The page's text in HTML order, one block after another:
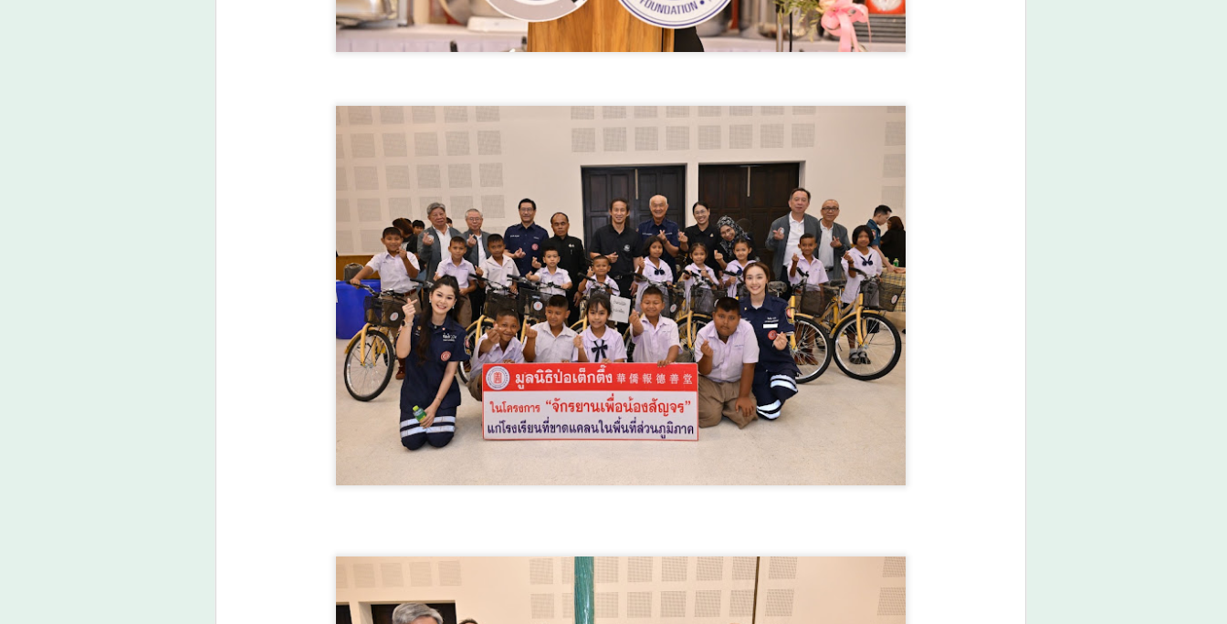
กระทรวงวัฒนธรรม ในฐานะสำนักงานเลขานุการคณะกรรมการส่งเสริม
คุณธรรมแห่งชาติ จัดประชุมเชิงปฏิบัติการติดตามผลการขับเคลื่อนแผน
ปฏิบัติการด้านการส่งเสริมคุณธรรมแห่งชาติ ระยะที่ 2 (พ.ศ. 2566–2570)
นิวเคลียร์สู่โดนใจอนาคต
พลังงานสะอาด-ยกระดับเทคโนโลยีนิวเคลียร์สู่โดนใจอนาคต
อุดรธานี – กระทรวงพลังงาน ผนึกกำลังสำนักงานปรมาณูเพื่อสันติ (ปส.)
จุฬาลงกรณ์มหาวิทยาลัย สทน. และ กฟผ.
AUG
3
รมว.ทส. ห่วงใยความปลอดภัยนักท่องเที่ยว กำชับกรม
ทะเล เข้มเฝ้าระวัง-ให้ความรู้ป้องกันเหตุซ้ำ
รมว.ทส.
AUG
ศธ. เปิดฉากการประชุม AQRFC ครั้งที่ 17 เดินหน้าขับ
ศธ.